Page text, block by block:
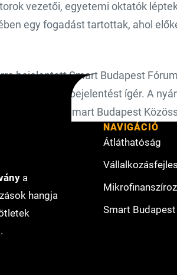
vezetői, egyetemi oktatók
egy fogadást tartottak, ahol
bejelentett Smart Budapest
több fontos bejelentést ígér. A
a Smart Budapest
a
hangja
NAVIGÁCIÓ
Átláthatóság
Smart Budapest